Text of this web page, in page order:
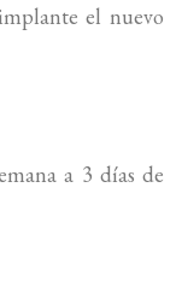
el nuevo
a 3 días de